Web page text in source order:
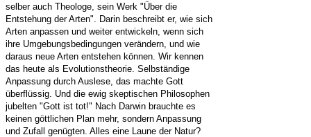
selber auch Theologe, sein Werk "Über die
Entstehung der Arten". Darin beschreibt er, wie sich
Arten anpassen und weiter entwickeln, wenn sich
ihre Umgebungsbedingungen verändern, und wie
daraus neue Arten entstehen können. Wir kennen
das heute als Evolutionstheorie. Selbständige
Anpassung durch Auslese, das machte Gott
überflüssig. Und die ewig skeptischen Philosophen
jubelten "Gott ist tot!" Nach Darwin brauchte es
keinen göttlichen Plan mehr, sondern Anpassung
und Zufall genügten. Alles eine Laune der Natur?